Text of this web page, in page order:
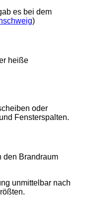
es bei dem
)
heiße
oder
Fensterspalten.
den Brandraum
unmittelbar nach